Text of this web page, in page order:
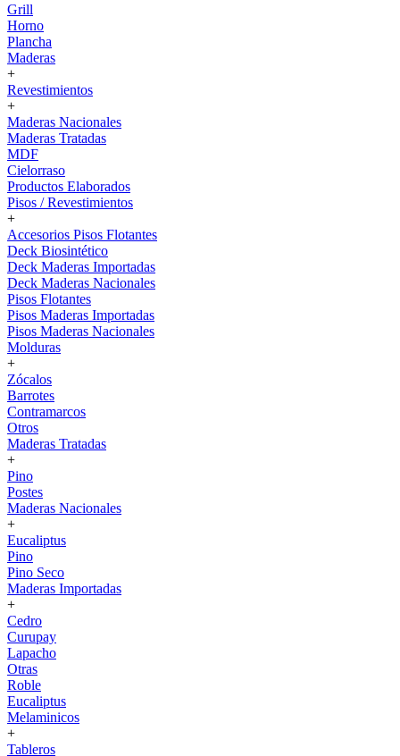
Grill
Horno
Plancha
Maderas
+
Revestimientos
+
Maderas Nacionales
Maderas Tratadas
MDF
Cielorraso
Productos Elaborados
Pisos / Revestimientos
+
Accesorios Pisos Flotantes
Deck Biosintético
Deck Maderas Importadas
Deck Maderas Nacionales
Pisos Flotantes
Pisos Maderas Importadas
Pisos Maderas Nacionales
Molduras
+
Zócalos
Barrotes
Contramarcos
Otros
Maderas Tratadas
+
Pino
Postes
Maderas Nacionales
+
Eucaliptus
Pino
Pino Seco
Maderas Importadas
+
Cedro
Curupay
Lapacho
Otras
Roble
Eucaliptus
Melaminicos
+
Tableros